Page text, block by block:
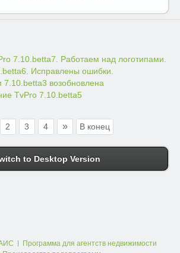
7.10.betta7. Работаем над логотипами.
Исправлены ошибки.
7.10.betta3 возобновлена
TvPro 7.10.betta5
2 3 4 » В конец
to Desktop Version
Программа для агентств недвижимости